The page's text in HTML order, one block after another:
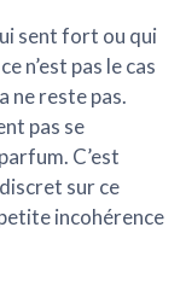
sent fort ou qui
n’est pas le cas
ne reste pas.
pas se
C’est
sur ce
incohérence